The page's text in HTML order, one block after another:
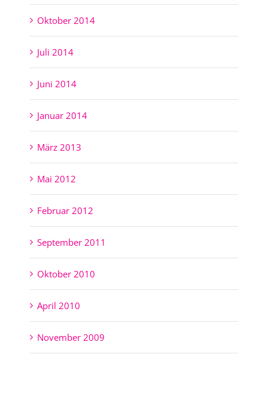
Oktober 2014
Juli 2014
Juni 2014
Januar 2014
März 2013
Mai 2012
Februar 2012
September 2011
Oktober 2010
April 2010
November 2009